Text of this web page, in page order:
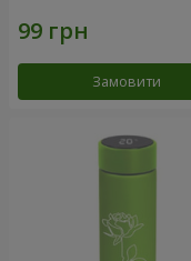
Замовити